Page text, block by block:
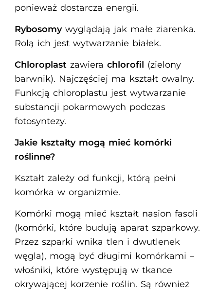
ponieważ dostarcza energii.
Rybosomy wyglądają jak małe ziarenka.
Rolą ich jest wytwarzanie białek.
Chloroplast zawiera chlorofil (zielony
barwnik). Najczęściej ma kształt owalny.
Funkcją chloroplastu jest wytwarzanie
substancji pokarmowych podczas
fotosyntezy.
Jakie kształty mogą mieć komórki
roślinne?
Kształt zależy od funkcji, którą pełni
komórka w organizmie.
Komórki mogą mieć kształt nasion fasoli
(komórki, które budują aparat szparkowy.
Przez szparki wnika tlen i dwutlenek
węgla), mogą być długimi komórkami –
włośniki, które występują w tkance
okrywającej korzenie roślin. Są również